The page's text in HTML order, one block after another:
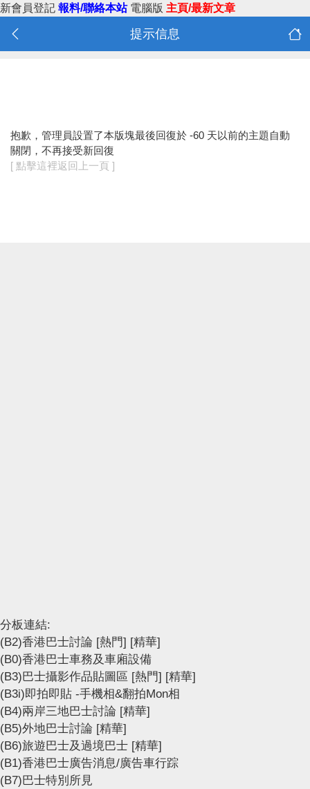
新會員登記 報料/聯絡本站 電腦版 主頁/最新文章
提示信息
抱歉，管理員設置了本版塊最後回復於 -60 天以前的主題自動
關閉，不再接受新回復
[ 點擊這裡返回上一頁 ]
分板連結:
(B2)香港巴士討論 [熱門] [精華]
(B0)香港巴士車務及車廂設備
(B3)巴士攝影作品貼圖區 [熱門] [精華]
(B3i)即拍即貼 -手機相&翻拍Mon相
(B4)兩岸三地巴士討論 [精華]
(B5)外地巴士討論 [精華]
(B6)旅遊巴士及過境巴士 [精華]
(B1)香港巴士廣告消息/廣告車行踪
(B7)巴士特別所見